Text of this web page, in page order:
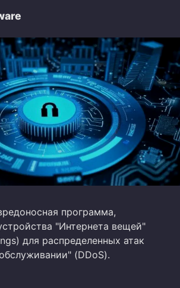
программа,
"Интернета вещей"
для распределенных атак
(DDoS).